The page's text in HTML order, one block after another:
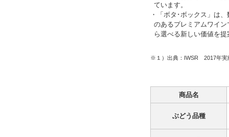
ています。
・「ボタ･ボックス」は
のあるプレミアムワイ
ら選べる新しい価値を提
※１）出典：IWSR 2017年
商品名
ぶどう品種